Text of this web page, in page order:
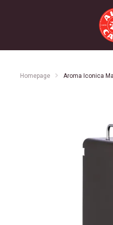
Homepage Aroma Iconica